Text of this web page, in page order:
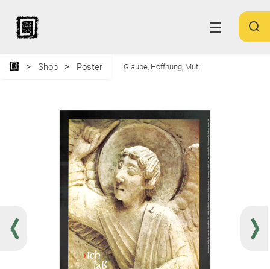
Shop Poster Glaube, Hoffnung, Mut